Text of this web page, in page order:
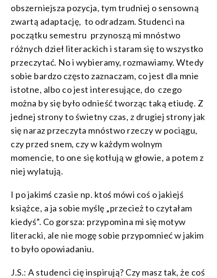
obszerniejsza pozycja, tym trudniej o sensowną
zwartą adaptację, to odradzam. Studenci na
początku semestru przynoszą mi mnóstwo
różnych dzieł literackich i staram się to wszystko
przeczytać. No i wybieramy, rozmawiamy. Wtedy
sobie bardzo często zaznaczam, co jest dla mnie
istotne, albo co jest interesujące, do czego
można by się było odnieść tworząc taką etiudę. Z
jednej strony to świetny czas, z drugiej strony jak
się naraz przeczyta mnóstwo rzeczy w pociągu,
czy przed snem, czy w każdym wolnym
momencie, to one się kotłują w głowie, a potem z
niej wylatują.
I po jakimś czasie np. ktoś mówi coś o jakiejś
książce, a ja sobie myślę „przecież to czytałam
kiedyś”. Co gorsza: przypomina mi się motyw
literacki, ale nie mogę sobie przypomnieć w jakim
to było opowiadaniu.
J.S.: A studenci cię inspirują? Czy masz tak, że coś